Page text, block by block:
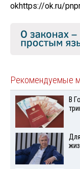
okhttps://ok.ru/
Рекомендуемые
В